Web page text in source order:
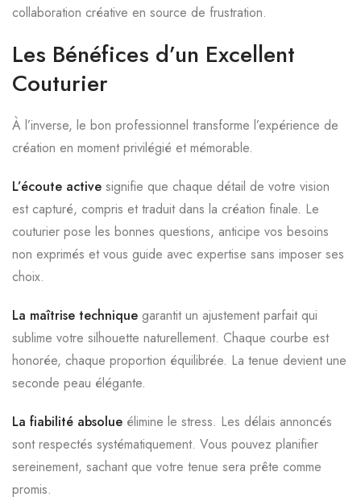
collaboration créative en source de frustration.
Les Bénéfices d’un Excellent
Couturier
À l’inverse, le bon professionnel transforme l’expérience de
création en moment privilégié et mémorable.
L’écoute active signifie que chaque détail de votre vision
est capturé, compris et traduit dans la création finale. Le
couturier pose les bonnes questions, anticipe vos besoins
non exprimés et vous guide avec expertise sans imposer ses
choix.
La maîtrise technique garantit un ajustement parfait qui
sublime votre silhouette naturellement. Chaque courbe est
honorée, chaque proportion équilibrée. La tenue devient une
seconde peau élégante.
La fiabilité absolue élimine le stress. Les délais annoncés
sont respectés systématiquement. Vous pouvez planifier
sereinement, sachant que votre tenue sera prête comme
promis.